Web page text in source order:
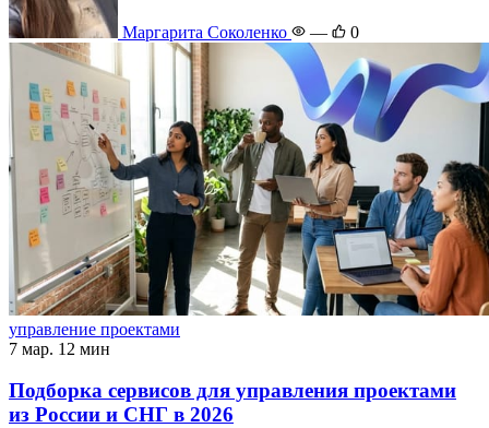
Маргарита Соколенко — 0
управление проектами
7 мар. 12 мин
Подборка сервисов для управления проектами
из России и СНГ в 2026